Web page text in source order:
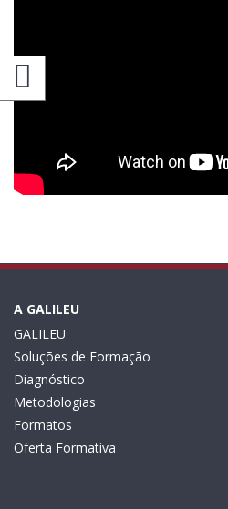
A GALILEU
GALILEU
Soluções de Formação
Diagnóstico
Metodologias
Formatos
Oferta Formativa